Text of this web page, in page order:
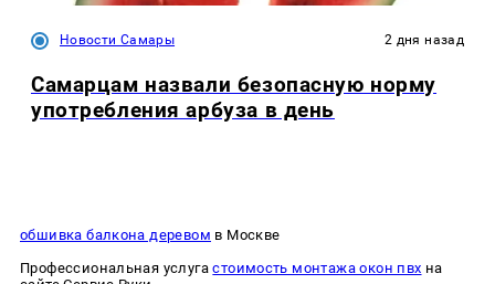
Новости Самары 2 дня назад
Самарцам назвали безопасную норму
употребления арбуза в день
обшивка балкона деревом в Москве
Профессиональная услугастоимость монтажа окон пвх на